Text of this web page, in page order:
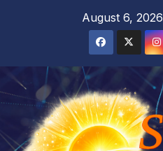
August 6, 2026